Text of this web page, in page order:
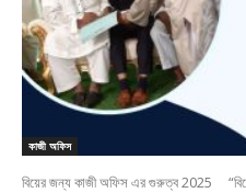
কাজী অফিস
বিয়ের জন্য কাজী অফিস এর গুরুত্ব 2025